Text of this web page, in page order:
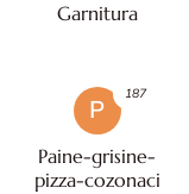
Garnitura
P
Paine-grisine-
pizza-cozonaci
187